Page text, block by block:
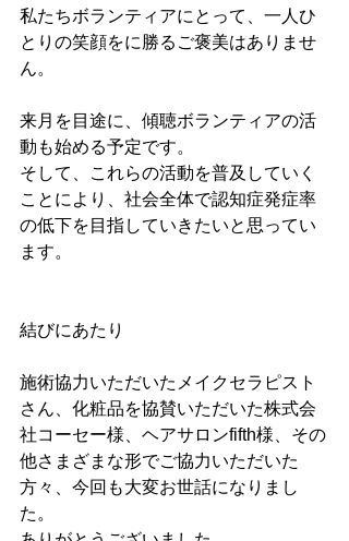
私たちボランティアにとって、一人ひ
とりの笑顔をに勝るご褒美はありませ
ん。
来月を目途に、傾聴ボランティアの活
動も始める予定です。
そして、これらの活動を普及していく
ことにより、社会全体で認知症発症率
の低下を目指していきたいと思ってい
ます。
結びにあたり
施術協力いただいたメイクセラピスト
さん、化粧品を協賛いただいた株式会
社コーセー様、ヘアサロンfifth様、その
他さまざまな形でご協力いただいた
方々、今回も大変お世話になりまし
た。